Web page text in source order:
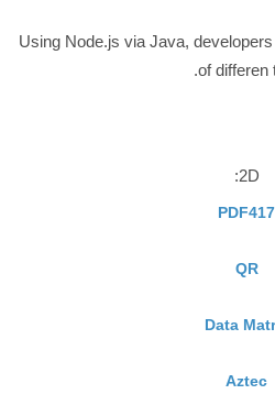
Using Node.js via Java,
of differen
2D:
PDF417
QR
Data
Aztec